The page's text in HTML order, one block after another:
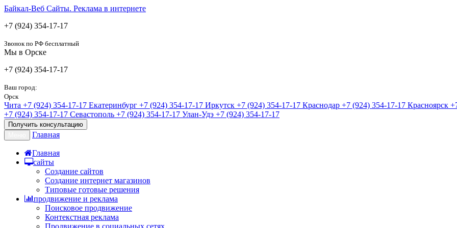
Байкал-Веб Сайты. Реклама в интернете
+7 (924) 354-17-17
Звонок по РФ бесплатный
Мы в Орске
+7 (924) 354-17-17
Ваш город:
Орск
Чита +7 (924) 354-17-17 Екатеринбург +7 (924) 354-17-17 Иркутск +7 (924) 354-17-17 Краснодар +7 (924) 354-17-17 Красноярск
+7 (924) 354-17-17 Севастополь +7 (924) 354-17-17 Улан-Удэ +7 (924) 354-17-17
Получить консультацию
Главная
Главная
сайты
Создание сайтов
Создание интернет магазинов
Типовые готовые решения
продвижение и реклама
Поисковое продвижение
Контекстная реклама
Продвижение в социальных сетях